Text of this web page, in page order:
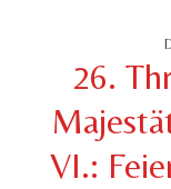
26.
VI.: